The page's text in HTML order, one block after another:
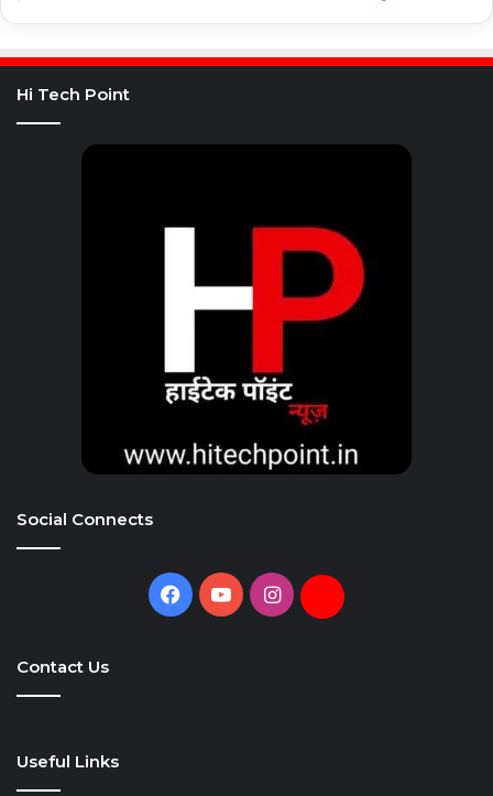
Hi Tech Point
Social Connects
Facebook
YouTubeInstagramDaily
Contact Us
Useful Links